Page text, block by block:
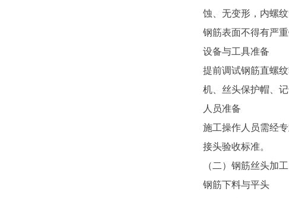
蚀、无变形，内螺
钢筋表面不得有严
设备与工具准备
提前调试钢筋直螺
机、丝头保护帽、
人员准备
施工操作人员需经
接头验收标准。
（二）钢筋丝头加工
钢筋下料与平头